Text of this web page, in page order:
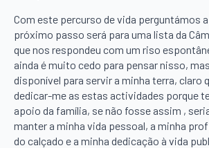
Com este percurso de vida perguntámos
próximo passo será para uma lista da
que nos respondeu com um riso
ainda é muito cedo para pensar nisso,
disponível para servir a minha terra, claro
dedicar-me as estas actividades porque
apoio da família, se não fosse assim ,
manter a minha vida pessoal, a minha
do calçado e a minha dedicação à vida